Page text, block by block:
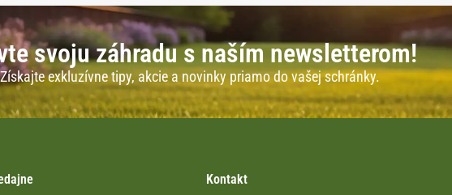
svoju záhradu s naším newsletterom!
Získajte exkluzívne tipy, akcie a novinky priamo do vašej schránky.
Kontakt